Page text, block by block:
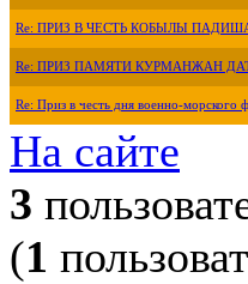
Re: ПРИЗ В ЧЕСТЬ КОБЫЛЫ
Re: ПРИЗ ПАМЯТИ КУРМАНЖАН
Re: Приз в честь дня военно-морского
На сайте
3
(1